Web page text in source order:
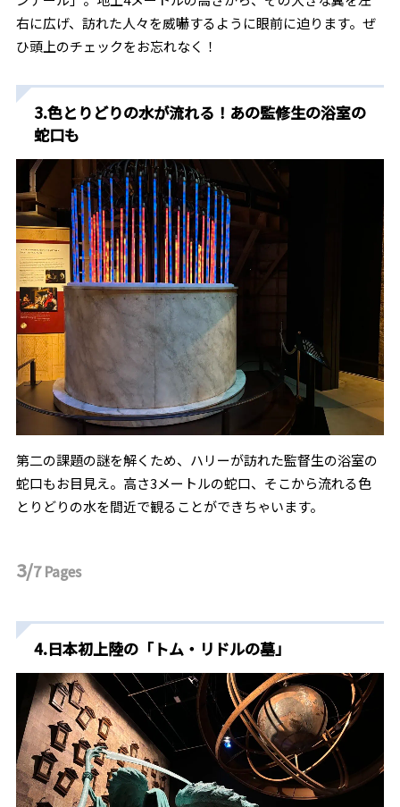
右に広げ、訪れた人々を威嚇するように眼前に迫ります。ぜ
ひ頭上のチェックをお忘れなく！
3.色とりどりの水が流れる！あの監修生の浴室の
蛇口も
第二の課題の謎を解くため、ハリーが訪れた監督生の浴室の
蛇口もお目見え。高さ3メートルの蛇口、そこから流れる色
とりどりの水を間近で観ることができちゃいます。
3/7Pages
4.日本初上陸の「トム・リドルの墓」